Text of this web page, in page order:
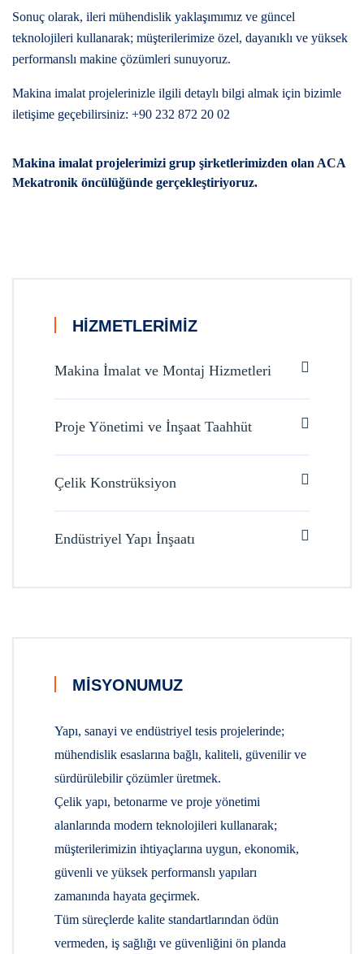
HIZMETLERIMIZ
Makina İmalat ve Montaj Hizmetleri
Proje Yönetimi ve İnşaat Taahhüt
Çelik Konstrüksiyon
Endüstriyel Yapı İnşaatı
MISYONUMUZ
Yapı, sanayi ve endüstriyel tesis projelerinde;
mühendislik esaslarına bağlı, kaliteli, güvenilir ve
sürdürülebilir çözümler üretmek.
Çelik yapı, betonarme ve proje yönetimi
alanlarında modern teknolojileri kullanarak;
müşterilerimizin ihtiyaçlarına uygun, ekonomik,
güvenli ve yüksek performanslı yapıları
zamanında hayata geçirmek.
Tüm süreçlerde kalite standartlarından ödün
vermeden, iş sağlığı ve güvenliğini ön planda
Sonuç olarak, ileri mühendislik yaklaşımımız ve güncel
teknolojileri kullanarak; müşterilerimize özel, dayanıklı ve yüksek
performanslı makine çözümleri sunuyoruz.
Makina imalat projelerinizle ilgili detaylı bilgi almak için bizimle
iletişime geçebilirsiniz: +90 232 872 20 02
Makina imalat projelerimizi grup şirketlerimizden olan ACA
Mekatronik öncülüğünde gerçekleştiriyoruz.